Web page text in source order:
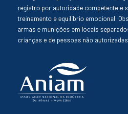
registro por autoridade competente e
treinamento e equilíbrio emocional.
armas e munições em locais
crianças e de pessoas não